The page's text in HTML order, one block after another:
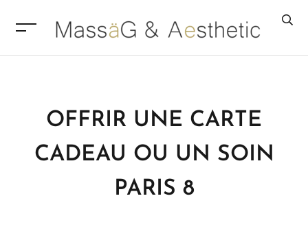
OFFRIR UNE CARTE
CADEAU OU UN SOIN
PARIS 8